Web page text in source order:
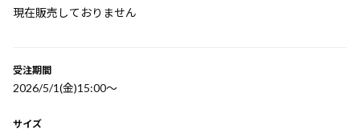
現在販売しておりません
受注期間
2026/5/1(金)15:00〜
サイズ